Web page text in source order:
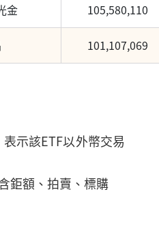
金 105,580,110
101,107,069
示該ETF以外幣交易
鉅額、拍賣、標購